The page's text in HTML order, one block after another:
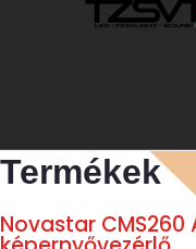
Termékek
Novastar CMS260